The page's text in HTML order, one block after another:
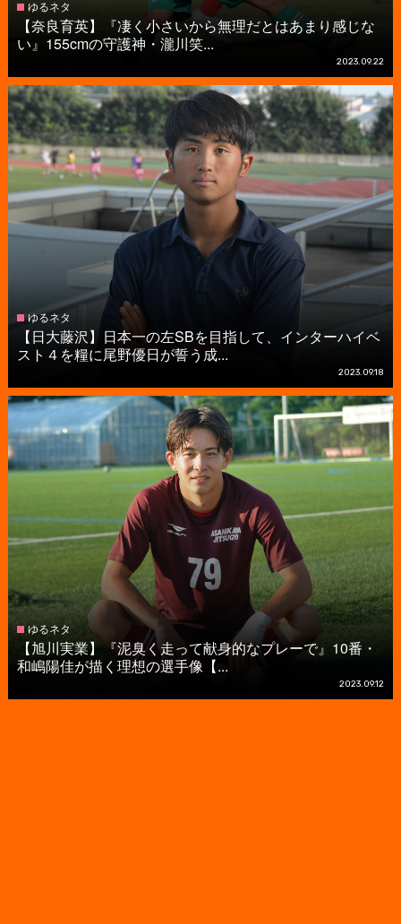
ゆるネタ
【奈良育英】『凄く小さいから無理だとはあまり感じな
い』155cmの守護神・瀧川笑...
2023.09.22
ゆるネタ
【日大藤沢】日本一の左SBを目指して、インターハイベ
スト４を糧に尾野優日が誓う成...
2023.09.18
ゆるネタ
【旭川実業】『泥臭く走って献身的なプレーで』10番・
和嶋陽佳が描く理想の選手像【...
2023.09.12